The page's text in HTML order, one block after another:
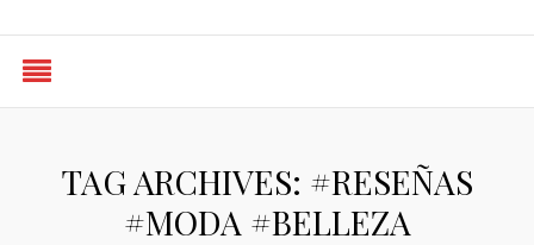
TAG ARCHIVES: #RESEÑAS
#MODA #BELLEZA